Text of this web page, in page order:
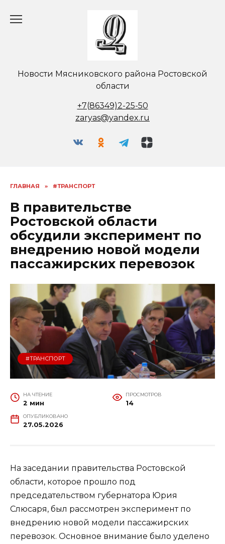
Новости Мясниковского района Ростовской
области
+7(86349)2-25-50
zaryas@yandex.ru
ГЛАВНАЯ » #ТРАНСПОРТ
В правительстве
Ростовской области
обсудили эксперимент по
внедрению новой модели
пассажирских перевозок
#ТРАНСПОРТ
НА ЧТЕНИЕ
2 мин
ПРОСМОТРОВ
14
ОПУБЛИКОВАНО
27.05.2026
На заседании правительства Ростовской
области, которое прошло под
председательством губернатора Юрия
Слюсаря, был рассмотрен эксперимент по
внедрению новой модели пассажирских
перевозок. Основное внимание было уделено